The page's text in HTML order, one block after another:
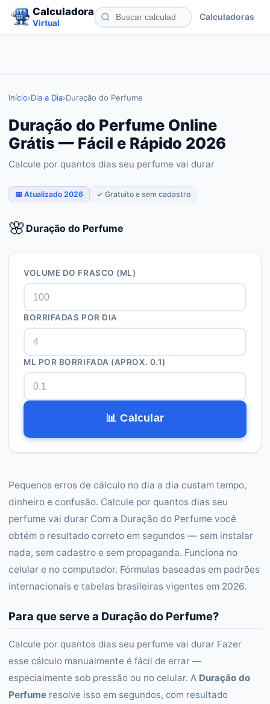
Calculadora
Virtual
Calculadoras
Início›Dia a Dia›Duração do Perfume
Duração do Perfume Online
Grátis — Fácil e Rápido 2026
Calcule por quantos dias seu perfume vai durar
📅 Atualizado 2026 ✓ Gratuito e sem cadastro
🌸 Duração do Perfume
VOLUME DO FRASCO (ML)
BORRIFADAS POR DIA
ML POR BORRIFADA (APROX. 0.1)
📊 Calcular
Pequenos erros de cálculo no dia a dia custam tempo,
dinheiro e confusão. Calcule por quantos dias seu
perfume vai durar Com a Duração do Perfume você
obtém o resultado correto em segundos — sem instalar
nada, sem cadastro e sem propaganda. Funciona no
celular e no computador. Fórmulas baseadas em padrões
internacionais e tabelas brasileiras vigentes em 2026.
Para que serve a Duração do Perfume?
Calcule por quantos dias seu perfume vai durar Fazer
esse cálculo manualmente é fácil de errar —
especialmente sob pressão ou no celular. A Duração do
Perfume resolve isso em segundos, com resultado